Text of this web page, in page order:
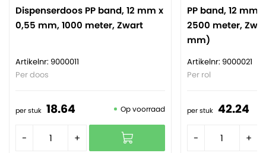
Dispenserdoos PP band, 12 mm x
0,55 mm, 1000 meter, Zwart
Artikelnr: 9000011
Per doos
per stuk 18.64 Op voorraad
- +
PP band, 12 mm
2500 meter,
mm)
Artikelnr: 9000021
Per rol
per stuk 42.24
- +